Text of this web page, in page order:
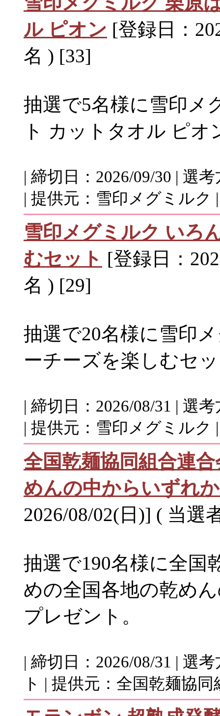
ル ピオン [登録日：
名 ) [33]
抽選で5名様に雪印メ
ト カットタオル ピ
| 締切日：2026/09/30 | 選
| 提供元：雪印メグミルク
雪印メグミルク いろ
むセット [登録日：
名 ) [29]
抽選で20名様に雪印
ーチーズを楽しむセ
| 締切日：2026/08/31 | 選
| 提供元：雪印メグミルク
全国乾麺協同組合連
めんの中からいずれ
2026/08/02(日)] ( 当選
抽選で190名様に全国
めの全国各地の乾め
プレゼント。
| 締切日：2026/08/31 | 選
ト | 提供元：全国乾麺協